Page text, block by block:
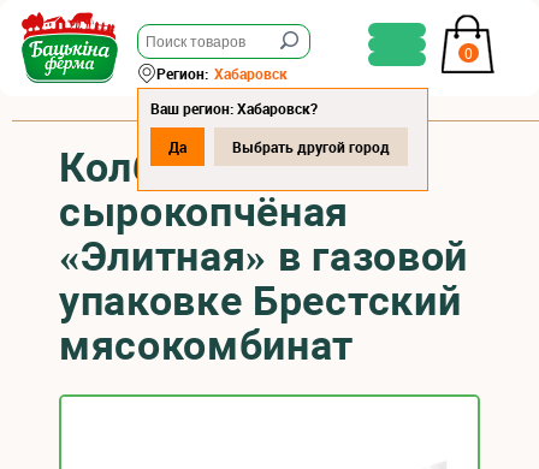
0
Регион: Хабаровск
Ваш регион: Хабаровск?
Да
Выбрать другой город
Колбаса
сырокопчёная
«Элитная» в газовой
упаковке Брестский
мясокомбинат